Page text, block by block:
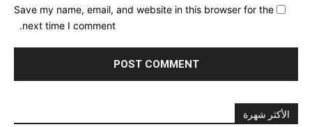
Save my name, email, and website in this browser for the
next time I comment.
الأكثر شهرة